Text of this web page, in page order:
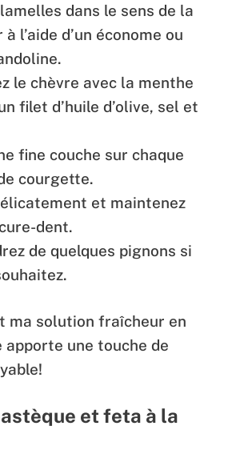
dans le sens de la
l’aide d’un économe ou
le chèvre avec la menthe
filet d’huile d’olive, sel et
fine couche sur chaque
courgette.
et maintenez
dent.
de quelques pignons si
ma solution fraîcheur en
apporte une touche de
et feta à la